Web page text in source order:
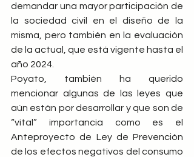
demandar una mayor participación de
la sociedad civil en el diseño de la
misma, pero también en la evaluación
de la actual, que está vigente hasta el
año 2024.
Poyato, también ha querido
mencionar algunas de las leyes que
aún están por desarrollar y que son de
“vital” importancia como es el
Anteproyecto de Ley de Prevención
de los efectos negativos del consumo